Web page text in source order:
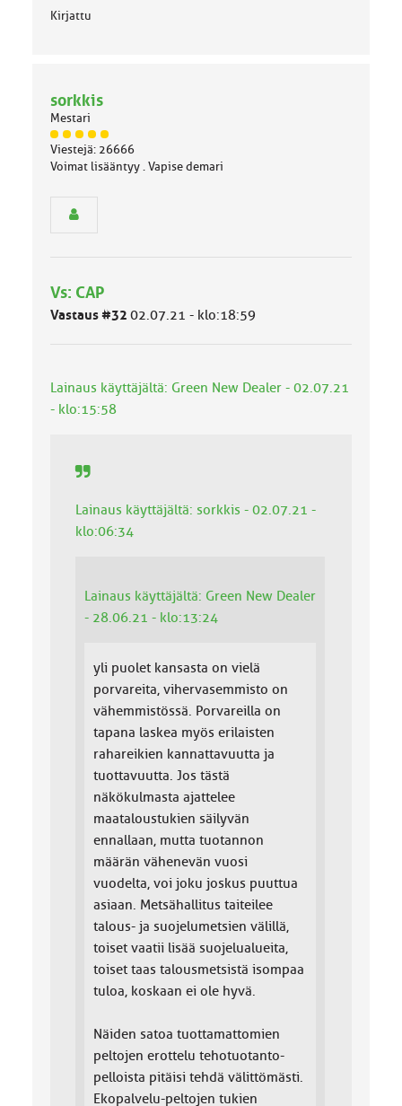
Kirjattu
sorkkis
Mestari
J
ä
s
ä
l
a
:
Viestejä: 26666
Voimat lisääntyy . Vapise demari
Vs: CAP
Vastaus #32 02.07.21 - klo:18:59
Lainaus käyttäjältä: Green New Dealer - 02.07.21
- klo:15:58
Lainaus käyttäjältä: sorkkis - 02.07.21 -
klo:06:34
Lainaus käyttäjältä: Green New Dealer
- 28.06.21 - klo:13:24
yli puolet kansasta on vielä
porvareita, vihervasemmisto on
vähemmistössä. Porvareilla on
tapana laskea myös erilaisten
rahareikien kannattavuutta ja
tuottavuutta. Jos tästä
näkökulmasta ajattelee
maataloustukien säilyvän
ennallaan, mutta tuotannon
määrän vähenevän vuosi
vuodelta, voi joku joskus puuttua
asiaan. Metsähallitus taiteilee
talous- ja suojelumetsien välillä,
toiset vaatii lisää suojelualueita,
toiset taas talousmetsistä isompaa
tuloa, koskaan ei ole hyvä.
Näiden satoa tuottamattomien
peltojen erottelu tehotuotanto-
pelloista pitäisi tehdä välittömästi.
Ekopalvelu-peltojen tukien